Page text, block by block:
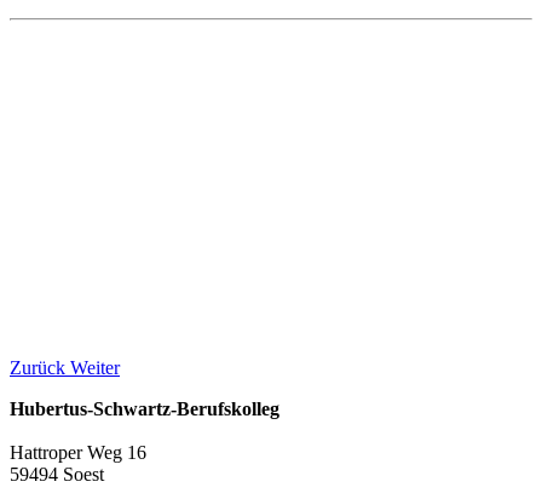
Zurück Weiter
Hubertus-Schwartz-Berufskolleg
Hattroper Weg 16
59494 Soest